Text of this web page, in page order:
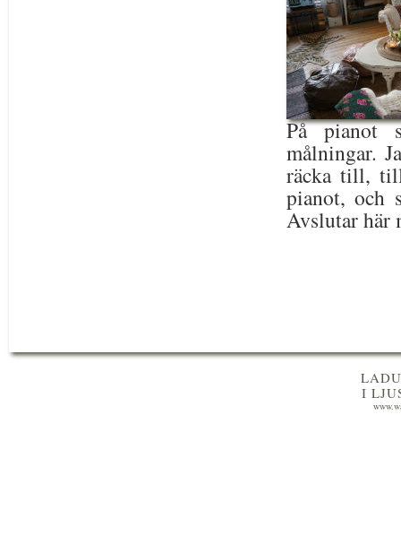
På pianot
målningar.
räcka till,
pianot, och
Avslutar här
I